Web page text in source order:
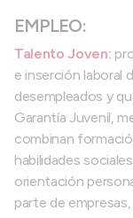
EMPLEO:
Talento Joven:
e inserción laboral
desempleados y
Garantía Juvenil,
combinan
habilidades
orientación
parte de